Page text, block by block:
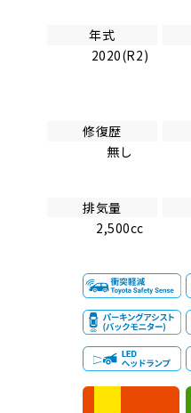
年式
2020(R2)
修復歴
無し
排気量
2,500cc